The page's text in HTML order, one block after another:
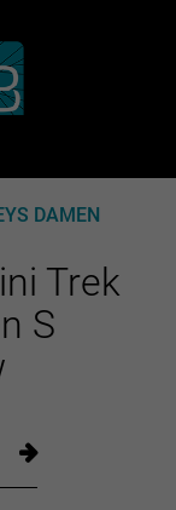
DAMEN
Trek
S